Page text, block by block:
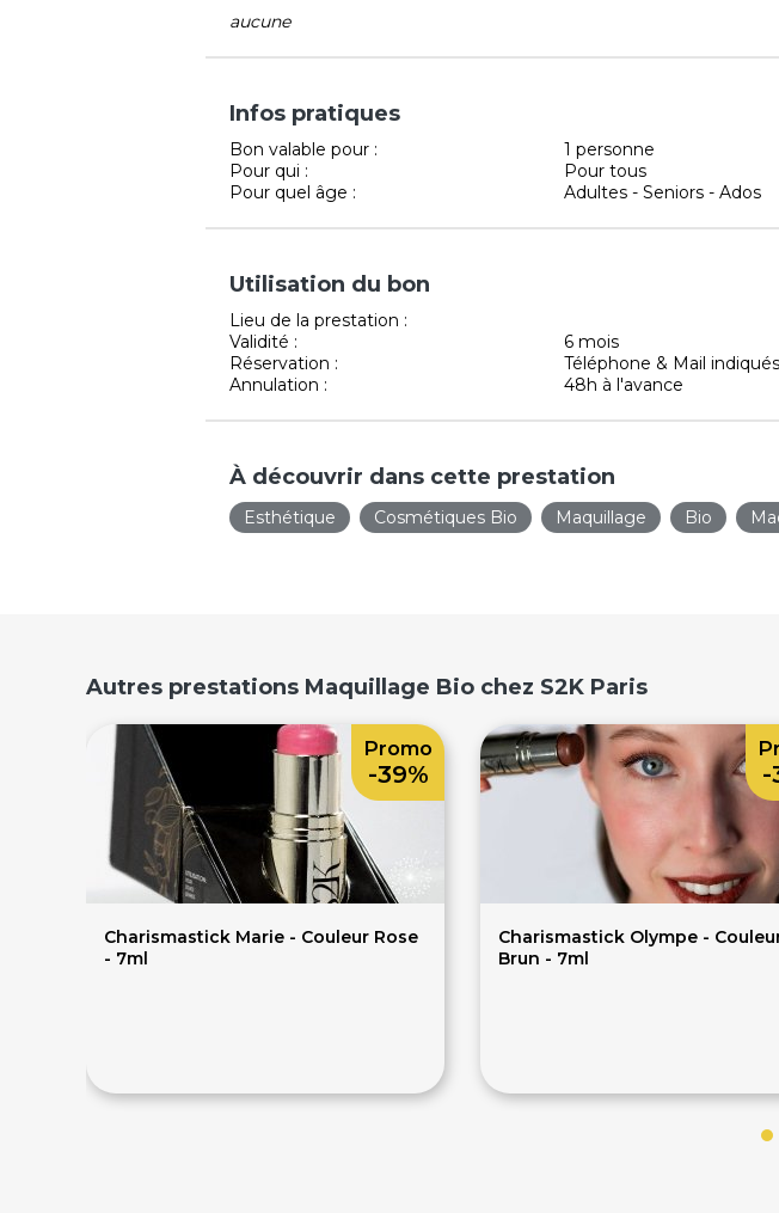
aucune
Infos pratiques
Bon valable pour :
1 personne
Pour qui :
Pour tous
Pour quel âge :
Adultes - Seniors - Ados
Utilisation du bon
Lieu de la prestation :
Validité :
6 mois
Réservation :
Téléphone & Mail
Annulation :
48h à l'avance
À découvrir dans cette prestation
Esthétique Cosmétiques Bio Maquillage Bio
Autres prestations Maquillage Bio chez S2K Paris
Charismastick Marie - Couleur Rose
- 7ml
Promo
-39%
Charismastick Olympe -
Brun - 7ml
-